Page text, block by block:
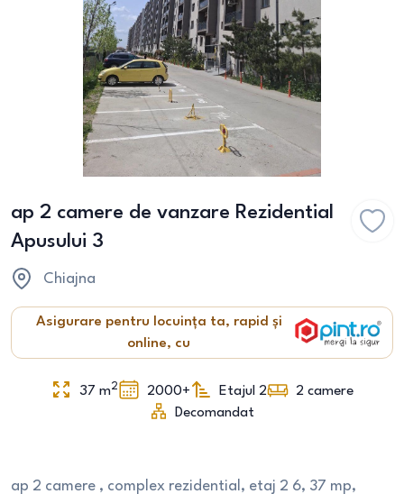
ap 2 camere de vanzare Rezidential
Apusului 3
Chiajna
Asigurare pentru locuința ta, rapid și
online, cu
37 m2 2000+ Etajul 2 2 camere
Decomandat
ap 2 camere , complex rezidential, etaj 2 6, 37 mp,